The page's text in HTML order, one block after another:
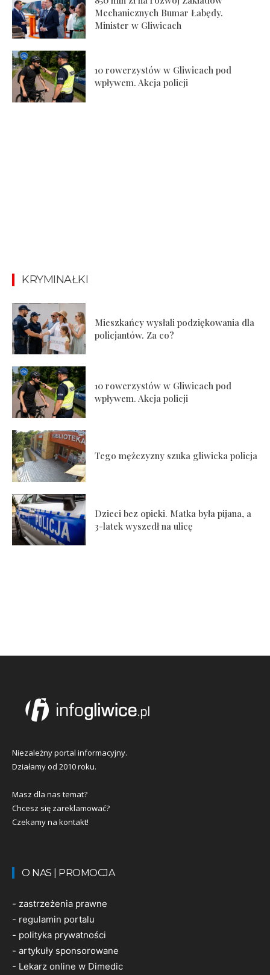
Mechanicznych Bumar Łabędy.
Minister w Gliwicach
10 rowerzystów w Gliwicach pod
wpływem. Akcja policji
KRYMINAŁKI
Mieszkańcy wysłali podziękowania dla
policjantów. Za co?
10 rowerzystów w Gliwicach pod
wpływem. Akcja policji
Tego mężczyzny szuka gliwicka policja
Dzieci bez opieki. Matka była pijana, a
3-latek wyszedł na ulicę
Niezależny portal informacyjny.
Działamy od 2010 roku.
Masz dla nas temat?
Chcesz się zareklamować?
Czekamy na kontakt!
O NAS | PROMOCJA
- zastrzeżenia prawne
- regulamin portalu
- polityka prywatności
- artykuły sponsorowane
- Lekarz online w Dimedic